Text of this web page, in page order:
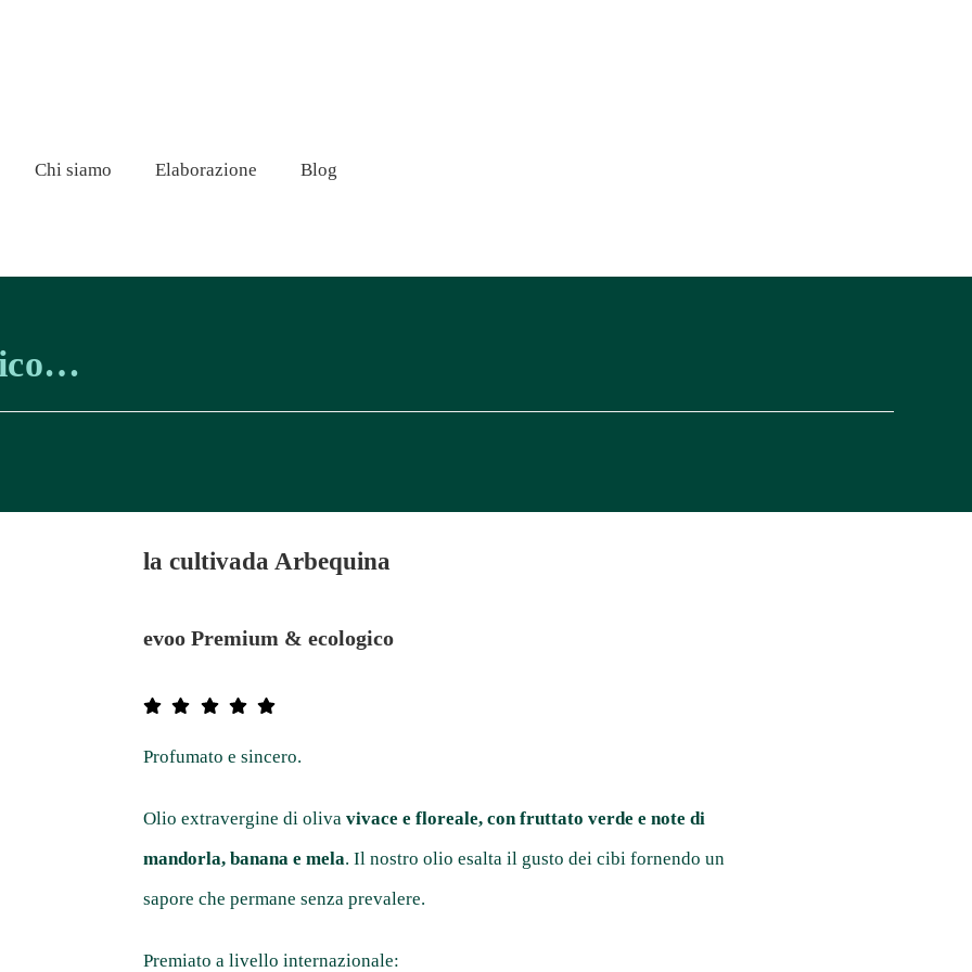
Chi siamo Elaborazione Blog
la cultivada Arbequina
evoo Premium & ecologico
Profumato e sincero.
Olio extravergine di oliva vivace e floreale, con fruttato verde e note di
mandorla, banana e mela. Il nostro olio esalta il gusto dei cibi fornendo un
sapore che permane senza prevalere.
Premiato a livello internazionale: